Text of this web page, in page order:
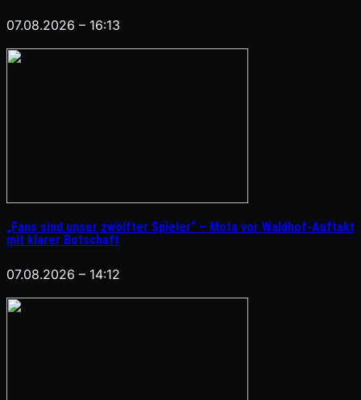
07.08.2026 – 16:13
„Fans sind unser zwölfter Spieler“ – Mota vor Waldhof-Auftakt
mit klarer Botschaft
07.08.2026 – 14:12